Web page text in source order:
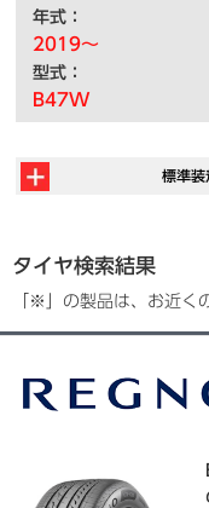
年式：
2019～
型式：
B47W
標準装
タイヤ検索結果
「※」の製品は、お近く